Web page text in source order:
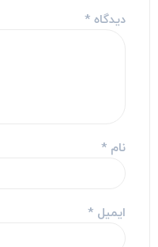
دیدگاه*
نام*
ایمیل*